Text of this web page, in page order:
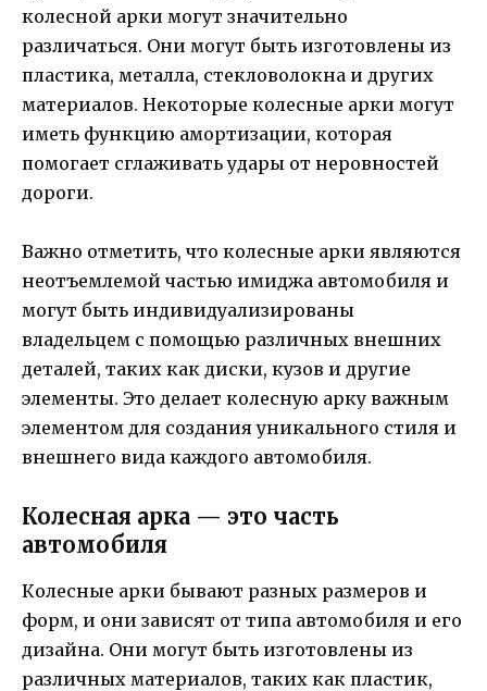
колесной арки могут значительно
различаться. Они могут быть изготовлены из
пластика, металла, стекловолокна и других
материалов. Некоторые колесные арки могут
иметь функцию амортизации, которая
помогает сглаживать удары от неровностей
дороги.
Важно отметить, что колесные арки являются
неотъемлемой частью имиджа автомобиля и
могут быть индивидуализированы
владельцем с помощью различных внешних
деталей, таких как диски, кузов и другие
элементы. Это делает колесную арку важным
элементом для создания уникального стиля и
внешнего вида каждого автомобиля.
Колесная арка — это часть
автомобиля
Колесные арки бывают разных размеров и
форм, и они зависят от типа автомобиля и его
дизайна. Они могут быть изготовлены из
различных материалов, таких как пластик,